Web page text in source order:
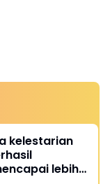
kelestarian
lebih